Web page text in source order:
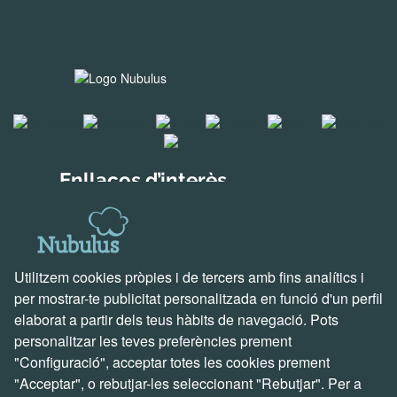
Enllaços d’interès
Solucions per a empreses
Solucions creades per nosaltres
Suport i contacte
Vine a veure’ns
Escriu-nos un correu
Truca’ns ara
Parlem de projectes
Utilitzem cookies pròpies i de tercers amb fins analítics i
per mostrar-te publicitat personalitzada en funció d'un perfil
elaborat a partir dels teus hàbits de navegació. Pots
personalitzar les teves preferències prement
"Configuració", acceptar totes les cookies prement
"Acceptar", o rebutjar-les seleccionant "Rebutjar". Per a